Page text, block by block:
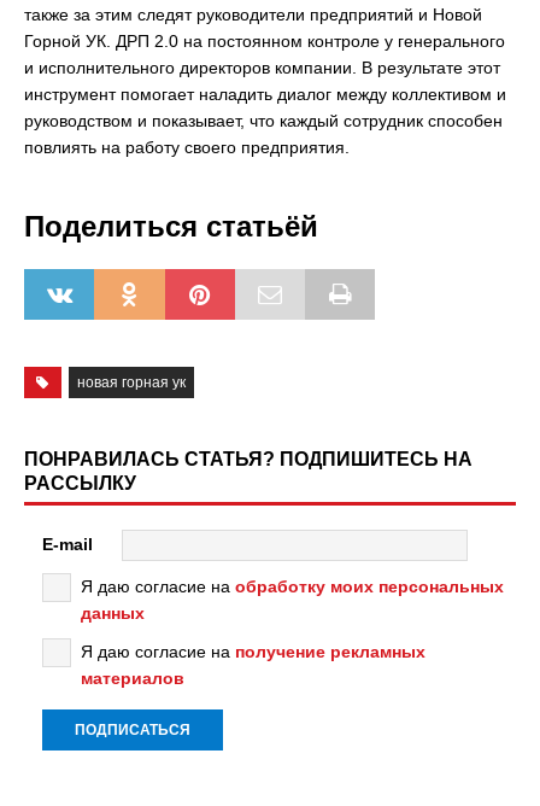
также за этим следят руководители предприятий и Новой
Горной УК. ДРП 2.0 на постоянном контроле у генерального
и исполнительного директоров компании. В результате этот
инструмент помогает наладить диалог между коллективом и
руководством и показывает, что каждый сотрудник способен
повлиять на работу своего предприятия.
Поделиться статьёй
новая горная ук
ПОНРАВИЛАСЬ СТАТЬЯ? ПОДПИШИТЕСЬ НА
РАССЫЛКУ
E-mail
Я даю согласие на обработку моих персональных
данных
Я даю согласие на получение рекламных
материалов